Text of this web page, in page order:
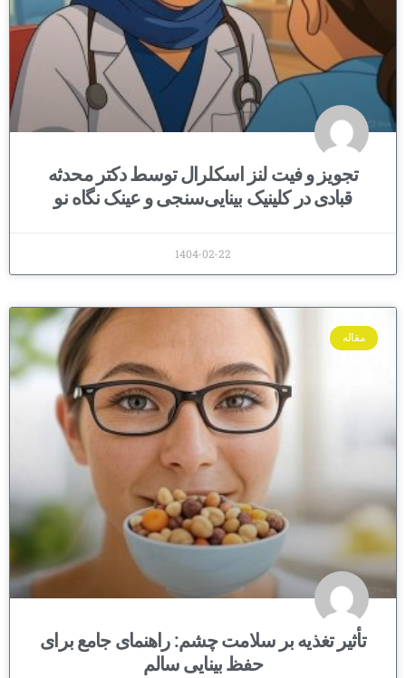
تجویز و فیت لنز اسکلرال توسط دکتر محدثه
قبادی در کلینیک بینایی‌سنجی و عینک نگاه نو
1404-02-22
مقاله
تأثیر تغذیه بر سلامت چشم: راهنمای جامع برای
حفظ بینایی سالم